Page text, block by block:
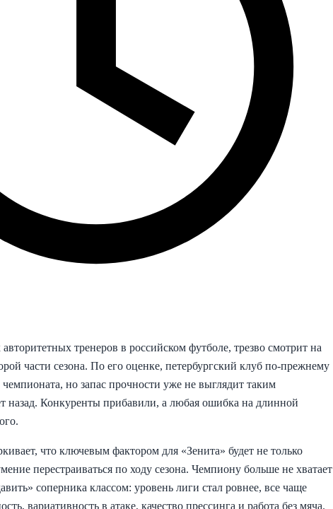
тренеров в российском футболе, трезво смотрит на
части сезона. По его оценке, петербургский клуб по‑прежнему
но запас прочности уже не выглядит таким
назад. Конкуренты прибавили, а любая ошибка на длинной
что ключевым фактором для «Зенита» будет не только
перестраиваться по ходу сезона. Чемпиону больше не хватает
соперника классом: уровень лиги стал ровнее, все чаще
вариативность в атаке, качество прессинга и работа без мяча.